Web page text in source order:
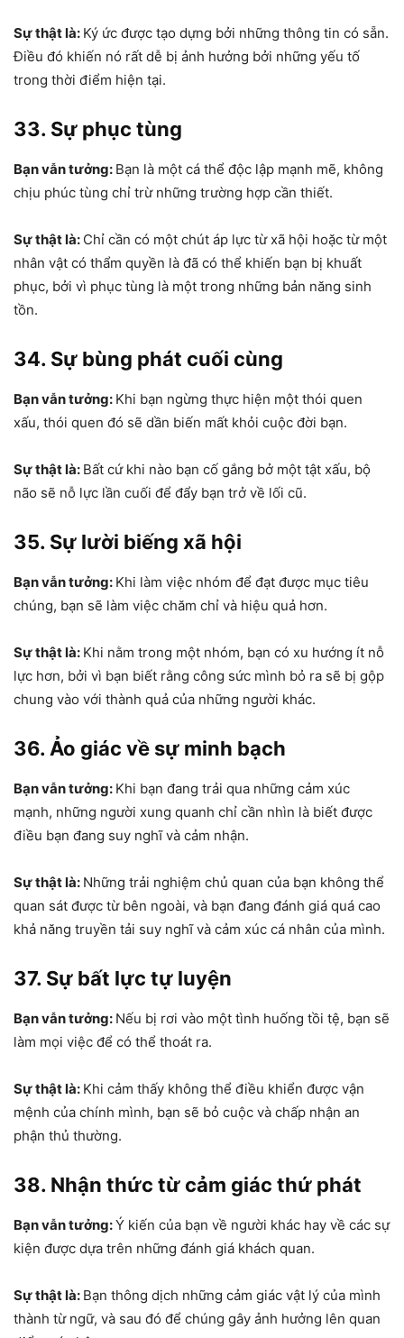
Sự thật là: Ký ức được tạo dựng bởi những thông tin có sẵn.
Điều đó khiến nó rất dễ bị ảnh hưởng bởi những yếu tố
trong thời điểm hiện tại.
33. Sự phục tùng
Bạn vẫn tưởng: Bạn là một cá thể độc lập mạnh mẽ, không
chịu phúc tùng chỉ trừ những trường hợp cần thiết.
Sự thật là: Chỉ cần có một chút áp lực từ xã hội hoặc từ một
nhân vật có thẩm quyền là đã có thể khiến bạn bị khuất
phục, bởi vì phục tùng là một trong những bản năng sinh
tồn.
34. Sự bùng phát cuối cùng
Bạn vẫn tưởng: Khi bạn ngừng thực hiện một thói quen
xấu, thói quen đó sẽ dần biến mất khỏi cuộc đời bạn.
Sự thật là: Bất cứ khi nào bạn cố gắng bở một tật xấu, bộ
não sẽ nỗ lực lần cuối để đẩy bạn trở về lối cũ.
35. Sự lười biếng xã hội
Bạn vẫn tưởng: Khi làm việc nhóm để đạt được mục tiêu
chúng, bạn sẽ làm việc chăm chỉ và hiệu quả hơn.
Sự thật là: Khi nằm trong một nhóm, bạn có xu hướng ít nỗ
lực hơn, bởi vì bạn biết rằng công sức mình bỏ ra sẽ bị gộp
chung vào với thành quả của những người khác.
36. Ảo giác về sự minh bạch
Bạn vẫn tưởng: Khi bạn đang trải qua những cảm xúc
mạnh, những người xung quanh chỉ cần nhìn là biết được
điều bạn đang suy nghĩ và cảm nhận.
Sự thật là: Những trải nghiệm chủ quan của bạn không thể
quan sát được từ bên ngoài, và bạn đang đánh giá quá cao
khả năng truyền tải suy nghĩ và cảm xúc cá nhân của mình.
37. Sự bất lực tự luyện
Bạn vẫn tưởng: Nếu bị rơi vào một tình huống tồi tệ, bạn sẽ
làm mọi việc để có thể thoát ra.
Sự thật là: Khi cảm thấy không thể điều khiển được vận
mệnh của chính mình, bạn sẽ bỏ cuộc và chấp nhận an
phận thủ thường.
38. Nhận thức từ cảm giác thứ phát
Bạn vẫn tưởng:Ý kiến của bạn về người khác hay về các sự
kiện được dựa trên những đánh giá khách quan.
Sự thật là: Bạn thông dịch những cảm giác vật lý của mình
thành từ ngữ, và sau đó để chúng gây ảnh hưởng lên quan